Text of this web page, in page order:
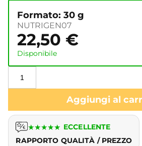
Formato: 30 g
NUTRIGEN07
22,50 €
Disponibile
Aggiungi al
★★★★★ ECCELLENTE
RAPPORTO QUALITÀ / PREZZO